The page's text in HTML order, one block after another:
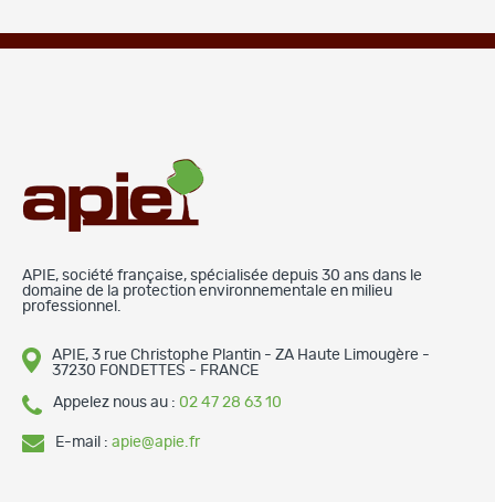
APIE, société française, spécialisée depuis 30 ans dans le
domaine de la protection environnementale en milieu
professionnel.
APIE, 3 rue Christophe Plantin - ZA Haute Limougère -
37230 FONDETTES - FRANCE
Appelez nous au : 02 47 28 63 10
E-mail : apie@apie.fr